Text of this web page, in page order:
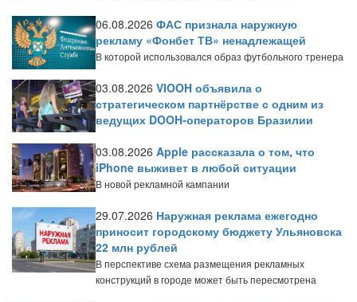
06.08.2026 ФАС признала наружную
рекламу «Фонбет ТВ» ненадлежащей
В которой использовался образ футбольного тренера
03.08.2026 VIOOH объявила о
стратегическом партнёрстве с одним из
ведущих DOOH-операторов Бразилии
03.08.2026 Apple рассказала о том, что
iPhone выживет в любой ситуации
В новой рекламной кампании
29.07.2026 Наружная реклама ежегодно
приносит городскому бюджету Ульяновска
22 млн рублей
В перспективе схема размещения рекламных
конструкций в городе может быть пересмотрена